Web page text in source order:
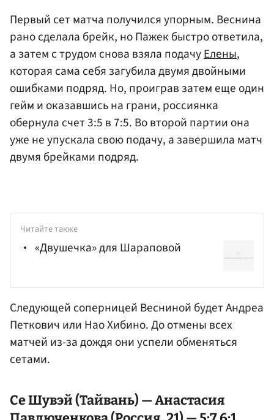
Первый сет матча получился упорным. Веснина
рано сделала брейк, но Пажек быстро ответила,
а затем с трудом снова взяла подачуЕлены,
которая сама себя загубила двумя двойными
ошибками подряд. Но, проиграв затем еще один
гейм и оказавшись на грани, россиянка
обернула счет 3:5 в 7:5. Во второй партии она
уже не упускала свою подачу, а завершила матч
двумя брейками подряд.
Читайте также
«Двушечка» для Шараповой
Следующей соперницей Весниной будетАндреа
Петкович или Нао Хибино. До отмены всех
матчей из-за дождя они успели обменяться
сетами.
Се Шувэй (Тайвань) — Анастасия